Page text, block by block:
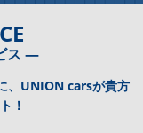
ス ―
、UNION carsが貴方
！